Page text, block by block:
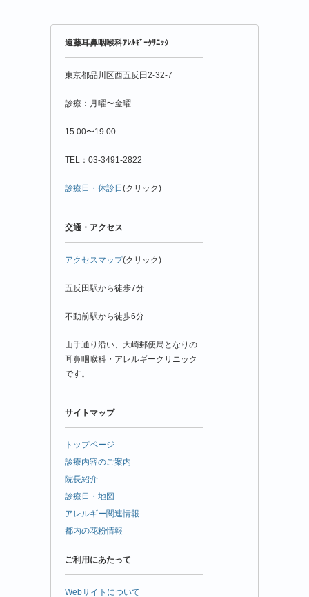
遠藤耳鼻咽喉科ｱﾚﾙｷﾞｰｸﾘﾆｯｸ
東京都品川区西五反田2-32-7
診療：月曜〜金曜
15:00〜19:00
TEL：03-3491-2822
診療日・休診日(クリック)
交通・アクセス
アクセスマップ(クリック)
五反田駅から徒歩7分
不動前駅から徒歩6分
山手通り沿い、大崎郵便局となりの
耳鼻咽喉科・アレルギークリニック
です。
サイトマップ
トップページ
診療内容のご案内
院長紹介
診療日・地図
アレルギー関連情報
都内の花粉情報
ご利用にあたって
Webサイトについて